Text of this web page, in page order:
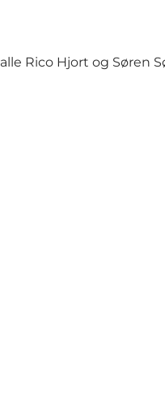
Rico Hjort og Søren